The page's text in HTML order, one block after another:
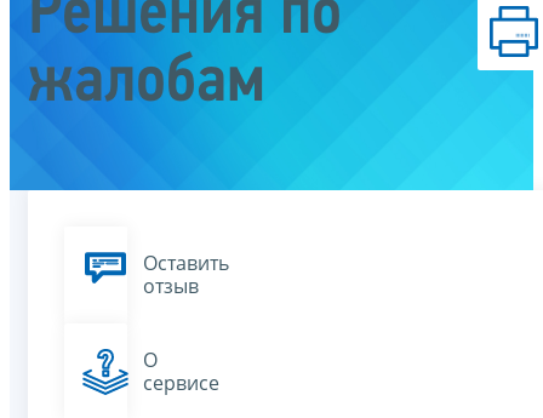
Решения по
жалобам
Оставить
отзыв
О
сервисе